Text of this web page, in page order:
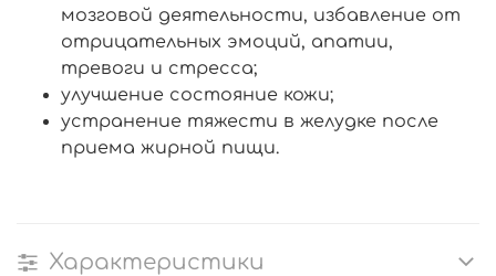
мозговой деятельности, избавление от
отрицательных эмоций, апатии,
тревоги и стресса;
улучшение состояние кожи;
устранение тяжести в желудке после
приема жирной пищи.
Характеристики